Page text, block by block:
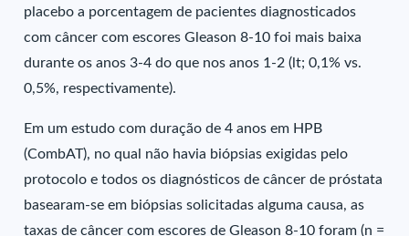
placebo a porcentagem de pacientes diagnosticados
com câncer com escores Gleason 8-10 foi mais baixa
durante os anos 3-4 do que nos anos 1-2 (lt; 0,1% vs.
0,5%, respectivamente).
Em um estudo com duração de 4 anos em HPB
(CombAT), no qual não havia biópsias exigidas pelo
protocolo e todos os diagnósticos de câncer de próstata
basearam-se em biópsias solicitadas alguma causa, as
taxas de câncer com escores de Gleason 8-10 foram (n =